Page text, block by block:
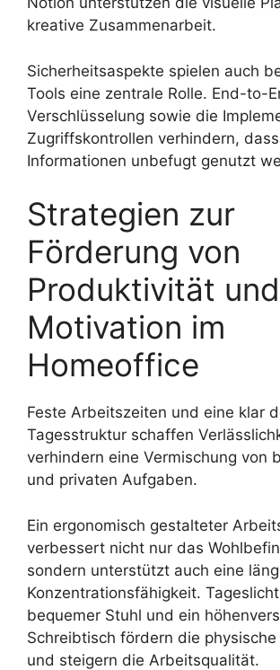
kreative Zusammenarbeit.
Sicherheitsaspekte spielen auch
Tools eine zentrale Rolle. End-to-
Verschlüsselung sowie die
Zugriffskontrollen verhindern,
Informationen unbefugt genutzt
Strategien zur
Förderung von
Produktivität und
Motivation im
Homeoffice
Feste Arbeitszeiten und eine klar
Tagesstruktur schaffen
verhindern eine Vermischung von
und privaten Aufgaben.
Ein ergonomisch gestalteter
verbessert nicht nur das
sondern unterstützt auch eine
Konzentrationsfähigkeit.
bequemer Stuhl und ein
Schreibtisch fördern die
und steigern die Arbeitsqualität.